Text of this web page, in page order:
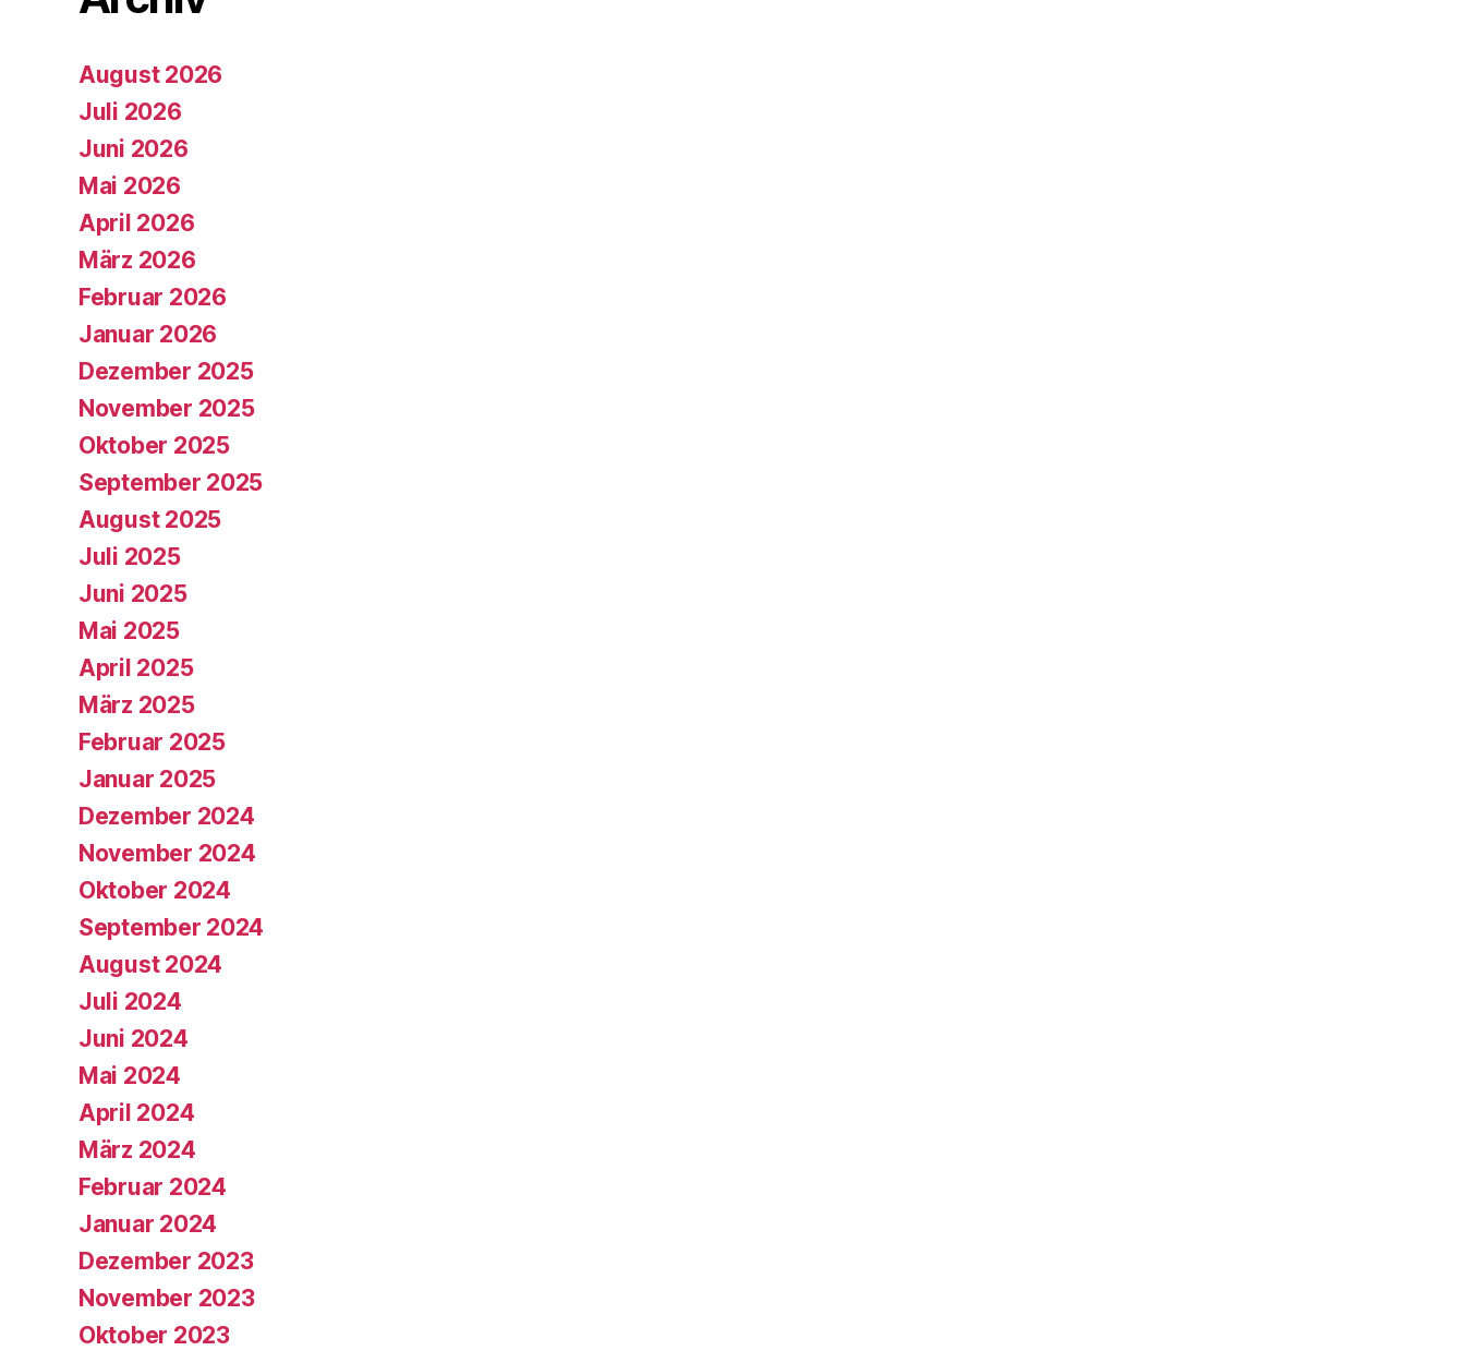
August 2026
Juli 2026
Juni 2026
Mai 2026
April 2026
März 2026
Februar 2026
Januar 2026
Dezember 2025
November 2025
Oktober 2025
September 2025
August 2025
Juli 2025
Juni 2025
Mai 2025
April 2025
März 2025
Februar 2025
Januar 2025
Dezember 2024
November 2024
Oktober 2024
September 2024
August 2024
Juli 2024
Juni 2024
Mai 2024
April 2024
März 2024
Februar 2024
Januar 2024
Dezember 2023
November 2023
Oktober 2023